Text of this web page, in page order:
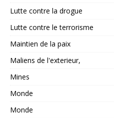
Lutte contre la drogue
Lutte contre le terrorisme
Maintien de la paix
Maliens de l'exterieur,
Mines
Monde
Monde